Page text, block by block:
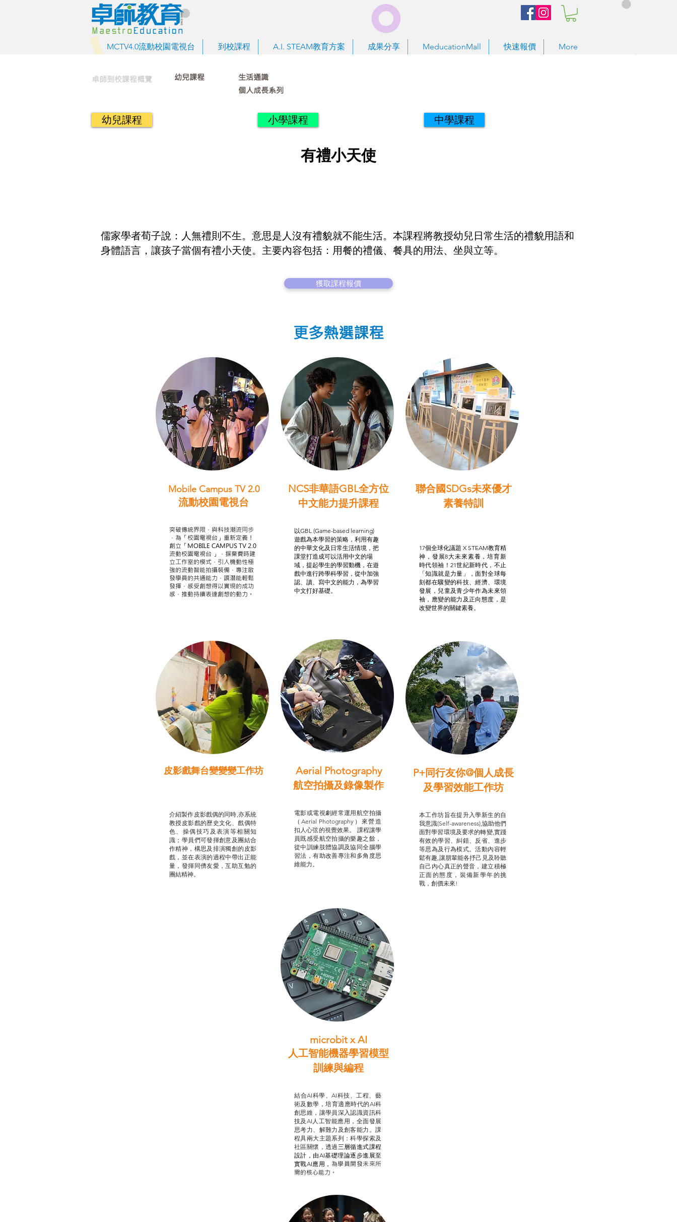
MCTV4.0流動校園電視台 到校課程 A.I. STEAM教育方案 成果分享 MeducationMall 快速報價 More
卓師到校課程概覽
幼兒課程
個人成長系列
生活通識
儒家學者荀子說：人無禮則不生。意思是人沒有禮貌就不能生活。本課程將教授幼兒日常生活的禮貌用語和
身體語言，讓孩子當個有禮小天使。主要內容包括：用餐的禮儀、餐具的用法、坐與立等。
獲取課程報價
幼兒課程 小學課程 中學課程
有禮小天使
更多熱選課程
Mobile Campus TV 2.0
流動校園電視台
突破傳統界限，與科技潮流同步
，為「校園電視台」重新定義！
創立「MOBILE CAMPUS TV 2.0
流動校園電視台 」，摒棄費時建
立工作室的模式，引人機動性極
強的流動智能拍攝裝備，專注啟
發學員的共通能力，譔潛能輕鬆
發揮，感受創想得以實現的成功
感，推動持續表達創想的動力。
皮影戲舞台變變變工作坊
介紹製作皮影戲偶的同時,亦系統
教授皮影戲的歷史文化、戲偶特
色、操偶技巧及表演等相關知
識；學員們可發揮創意及團結合
作精神，構思及排演獨創的皮影
戲，並在表演的過程中帶出正能
量，發揮同儕友愛，互助互勉的
團結精神。
NCS非華語GBL全方位
中文能力提升課程
以GBL (Game-based learning)
遊戲為本學習的策略，利用有趣
的中華文化及日常生活情境，把
課堂打造成可以活用中文的場
域，提起學生的學習動機，在遊
戲中進行跨學科學習，從中加強
認、讀、寫中文的能力，為學習
中文打好基礎。
Aerial Photography
航空拍攝及錄像製作
電影或電視劇經常運用航空拍攝
（Aerial Photography）來營造
扣人心弦的視覺效果。 課程讓學
員既感受航空拍攝的樂趣之餘，
從中訓練肢體協調及協同全腦學
習法，有助改善專注和多角度思
維能力。
聯合國SDGs未來優才
素養特訓
17個全球化議題 X STEAM教育精
神，發展8大未來素養，培育新
時代領袖！21世紀新時代，不止
「知識就是力量」，面對全球每
刻都在驟變的科技、經濟、環境
發展，兒童及青少年作為未來領
袖，應變的能力及正向態度，是
改變世界的關鍵素養。
P+同行友你@個人成長
及學習效能工作坊
本工作坊旨在提升入學新生的自
我意識(Self-awareness),協助他們
面對學習環境及要求的轉變,實踐
有效的學習、糾錯、反省、進步
等思為及行為模式。活動內容輕
鬆有趣,讓朋輩能各抒己見及聆聽
自己內心真正的聲音，建立積極
正面的態度，裝備新學年的挑
戰，創價未來!
microbit x AI
人工智能機器學習模型
訓練與編程
結合AI科學、AI科技、工程、藝
術及數學，培育適應時代的AI科
創思維，讓學員深入認識資訊科
技及AI人工智能應用，全面發展
思考力、解難力及創客能力。課
程具兩大主題系列：科學探索及
社區關懷，透過 三層循進式課程
設計， 由AI基礎理論逐步進展至
實戰AI應用， 為學員開發未來所
需的核心能力。